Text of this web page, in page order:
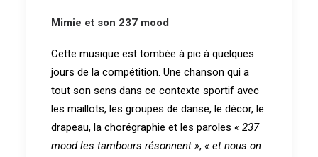
Mimie et son 237 mood
Cette musique est tombée à pic à quelques
jours de la compétition. Une chanson qui a
tout son sens dans ce contexte sportif avec
les maillots, les groupes de danse, le décor, le
drapeau, la chorégraphie et les paroles « 237
mood les tambours résonnent », « et nous on